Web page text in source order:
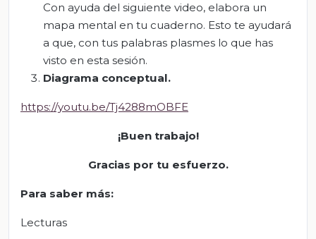
Con ayuda del siguiente video, elabora un
mapa mental en tu cuaderno. Esto te ayudará
a que, con tus palabras plasmes lo que has
visto en esta sesión.
Diagrama conceptual.
https://youtu.be/Tj4288mOBFE
¡Buen trabajo!
Gracias por tu esfuerzo.
Para saber más:
Lecturas